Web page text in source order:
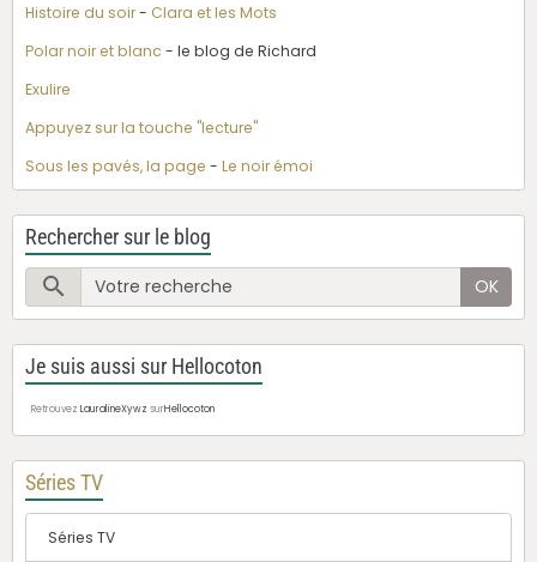
Histoire du soir- Clara et les Mots
Polar noir et blanc - le blog de Richard
Exulire
Appuyez sur la touche "lecture"
Sous les pavés, la page - Le noir émoi
Rechercher sur le blog
OK
Je suis aussi sur Hellocoton
Retrouvez LauralineXywz surHellocoton
Séries TV
Séries TV